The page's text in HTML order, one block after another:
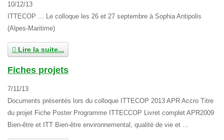
10/12/13
ITTECOP ... Le colloque les 26 et 27 septembre à Sophia Antipolis
(Alpes-Maritime)
Lire la suite...
Fiches projets
7/11/13
Documents présentés lors du colloque ITTECOP 2013 APR Accro Titre
du projet Fiche Poster Programme ITTECCOP Livret complet APR2009
Bien-être et ITT Bien-être environnemental, qualité de vie et ...